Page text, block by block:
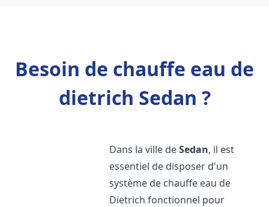
Besoin de chauffe eau de
dietrich Sedan ?
Dans la ville deSedan, il est
essentiel de disposer d'un
système de chauffe eau de
Dietrich fonctionnel pour